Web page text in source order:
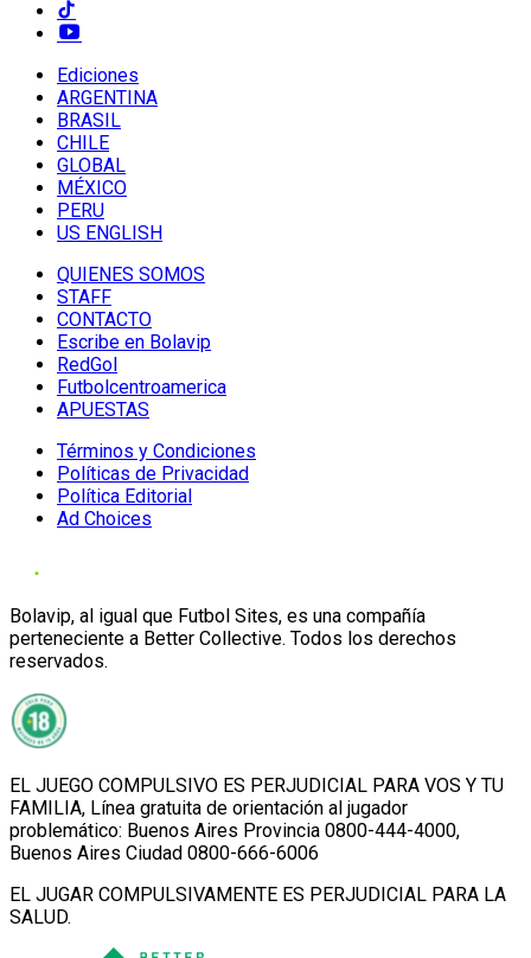
Ediciones
ARGENTINA
BRASIL
CHILE
GLOBAL
MÉXICO
PERU
US ENGLISH
QUIENES SOMOS
STAFF
CONTACTO
Escribe en Bolavip
RedGol
Futbolcentroamerica
APUESTAS
Términos y Condiciones
Políticas de Privacidad
Política Editorial
Ad Choices
Bolavip, al igual que Futbol Sites, es una compañía
perteneciente a Better Collective. Todos los derechos
reservados.
EL JUEGO COMPULSIVO ES PERJUDICIAL PARA VOS Y TU
FAMILIA, Línea gratuita de orientación al jugador
problemático: Buenos Aires Provincia 0800-444-4000,
Buenos Aires Ciudad 0800-666-6006
EL JUGAR COMPULSIVAMENTE ES PERJUDICIAL PARA LA
SALUD.